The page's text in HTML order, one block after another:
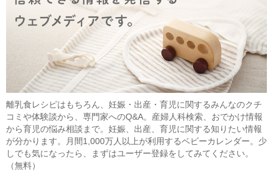
離乳食レシピはもちろん、妊娠・出産・育児に関するみんなのクチ
コミや体験談から、専門家へのQ&A。産婦人科検索、おでかけ情報
から育児の悩み相談まで。妊娠、出産、育児に関する知りたい情報
が分かります。月間1,000万人以上が利用するベビーカレンダー。少
しでも気になったら、まずはユーザー登録をしてみてください。
（無料）